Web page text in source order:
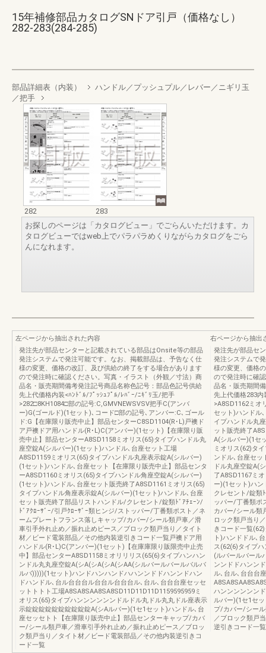
15年補修部品カタログSNドア引戸（価格なし）
282-283(284-285)
部品詳細表（内装）
ハンドル／プッシュプル／レバー／ニギリ玉
／把手
282
283
お探しのページは「カタログビュー」でごらんいただけます。カ
タログビューではweb上でパラパラめくりながらカタログをごら
んになれます。
左ページから抽出された内容
発注先が部品センターと記載されている部品はOnsite等の部品
発注システムで発注可能です。なお、掲載部品は、予告なく仕
様の変更、価格の改訂、及び供給の終了をする場合があります
ので発注時に確認ください。写真・イラスト（外観／寸法）商
品名・販売期間備考発注記号商品名称色記号：部品色記号供給
先上代価格内装<ﾊﾝﾄﾞﾙ/ﾌﾟｯｼｭﾌﾟﾙ/ﾚﾊﾞｰ/ﾆｷﾞﾘ玉/把手
>282□8KH1084□部の記号:C,GMVNEWSVSV把手C(アンバ
ー)G(ゴールド)(1セット)､コード□部の記号､アンバー:C､ゴール
ド:G【在庫限り販売中止】部品センターC8SD1104(R･L)戸襖ド
ア戸襖ドア用ハンドル(R･L)C(アンバー)(1セット)【在庫限り販
売中止】部品センターA8SD1158ミオリス(65)タイプハンドル丸
座空錠A(シルバー)(1セット)ハンドル､台座セット工場
A8SD1159ミオリス(65)タイプハンドル丸座表示錠A(シルバー)
(1セット)ハンドル､台座セット【在庫限り販売中止】部品センタ
ーA8SD1160ミオリス(65)タイプハンドル角座空錠A(シルバー)
(1セット)ハンドル､台座セット販売終了A8SD1161ミオリス(65)
タイプハンドル角座表示錠A(シルバー)(1セット)ハンドル､台座
セット販売終了部品リストハンドル/クレセント/錠類ﾄﾞｱﾁｪｰﾝ/
ﾄﾞｱｸﾛｰｻﾞｰ/引戸ｸﾛｰｻﾞｰ類ヒンジ/ストッパー/丁番類ポスト／ネ
ームプレートフランス落しキャップ/カバー/シール類戸車／滑
車引手外れ止め／振れ止めピース／ブロック類戸当り／タイト
材／ビード電装部品／その他内装逆引きコード一覧戸襖ドア用
ハンドル(R･L)C(アンバー)(1セット)【在庫庫限り販限売中止売
中】部品センターA8SD1158ミオリリリス(65(6)タイプハンハン
ンドル丸丸座空錠A(シA(シA(シA(シAA(シルバールバールバルバ
ルバ)))))(1セット)ハンドハンハンドハハンンドドハンンドハン
ドハンドル､台ル台台台ル台台ル台台台ル､台ル､台台台座セッセ
ットトトト工場A8SA8SAA8SA8SD11D11D11D1159595959ミ
オリス(65)タイプハンンンンンンドルドル丸ドル丸丸ドル座表示
示錠錠錠錠錠錠錠錠錠錠A(シAルバー)(1セ1セット)ハンドル､台
座セッセトト【在庫限り販売中止】部品センターキャップ/カバ
ー/シール類戸車／滑車引手外れ止め／振れ止めピース／ブロッ
ク類戸当り／タイト材／ビード電装部品／その他内装逆引きコ
ード一覧
右ページから抽出
発注先が部品セ
発注システムで
様の変更、価格
ので発注時に確
品名・販売期間
先上代価格283
>A8SD1162ミオ
セット)ハンドル
イプハンドル丸
ット販売終了
A(シルバー)(1セ
ミオリス(62)タ
ンドル､台座セッ
ドル丸座空錠A(
了A8SD1167ミ
ー)(1セット)ハ
クレセント/錠類
ッパー/丁番類ポ
カバー/シール類
ロック類戸当り
きコード一覧
ト)ハンドドル､
ス(62(6)タイプ
(ルバールバール
ンンドドハンン
ル､台ル､台台台
ハンンンンンン
ルバー)(1セ1セ
プ/カバー/シー
／ブロック類戸
逆引きコード一覧